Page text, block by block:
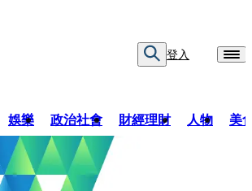
登入
娛樂 政治社會 財經理財 人物 美